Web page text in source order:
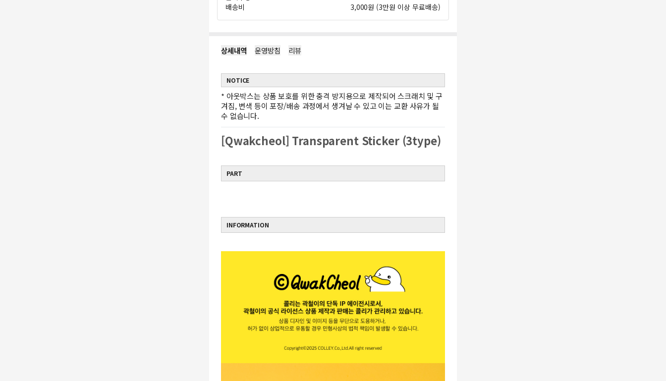
배송비
3,000원 (3만원 이상 무료배송)
상세내역 운영방침 리뷰
NOTICE
* 아웃박스는 상품 보호를 위한 충격 방지용으로 제작되어 스크래치 및 구
겨짐, 변색 등이 포장/배송 과정에서 생겨날 수 있고 이는 교환 사유가 될
수 없습니다.
[Qwakcheol] Transparent Sticker (3type)
PART
INFORMATION